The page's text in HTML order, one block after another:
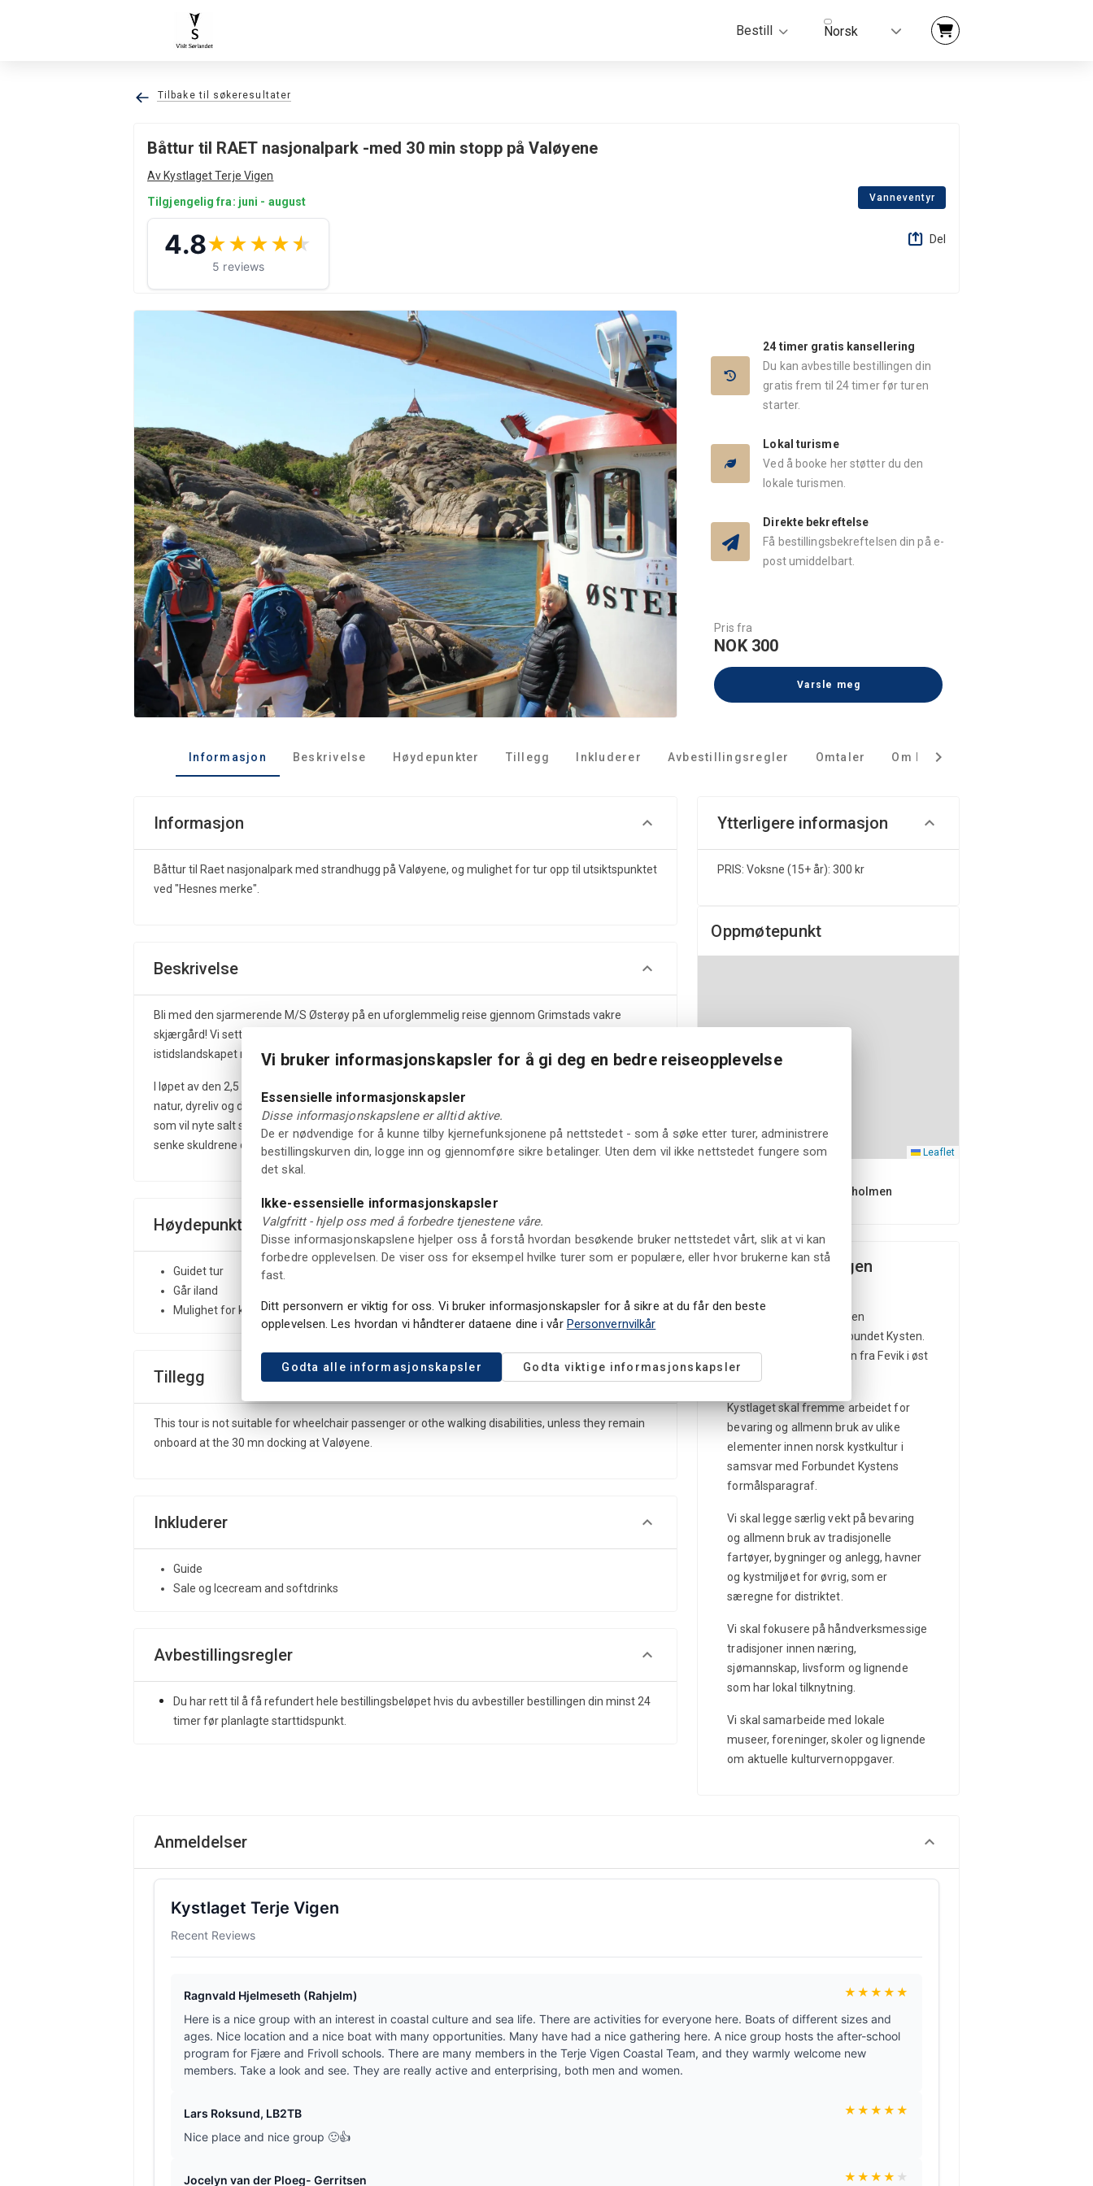
Bestill Norsk
Tilbake til søkeresultater
Båttur til RAET nasjonalpark -med 30 min stopp på Valøyene
Av Kystlaget Terje Vigen
Tilgjengelig fra: juni - august
Vanneventyr
Del
24 timer gratis kansellering
Du kan avbestille bestillingen din
gratis frem til 24 timer før turen
starter.
Lokal turisme
Ved å booke her støtter du den
lokale turismen.
Direkte bekreftelse
Få bestillingsbekreftelsen din på e-
post umiddelbart.
Pris fra
NOK 300
Varsle meg
Informasjon Beskrivelse Høydepunkter Tillegg Inkluderer Avbestillingsregler Omtaler Om Kystlaget Terje Vigen
Informasjon
Båttur til Raet nasjonalpark med strandhugg på Valøyene, og mulighet for tur opp til utsiktspunktet
ved "Hesnes merke".
Beskrivelse
Bli med den sjarmerende M/S Østerøy på en uforglemmelig reise gjennom Grimstads vakre
skjærgård! Vi setter kursen mot Valøyene, en av perlene i Raet nasjonalpark, hvor det unike
istidslandskapet møter det åpne havet.
I løpet av den 2,5 timer lange turen vil vår guide dele spennende historier om nasjonalparkens
natur, dyreliv og de historiske omgivelsene vi seiler gjennom. Dette er den perfekte turen for deg
som vil nyte salt sjøluft, fantastisk utsikt og ekte sørlandsk sommerstemning. Om bord kan du
senke skuldrene og kjøpe forfriskende is og brus mens vi tøffer rolig mellom holmer og skjær.
Høydepunkter
Guidet tur
Går iland
Mulighet for klatring opp til utsiktspunkt og "Hesnes merke"
Tillegg
This tour is not suitable for wheelchair passenger or othe walking disabilities, unless they remain
onboard at the 30 mn docking at Valøyene.
Inkluderer
Guide
Sale og Icecream and softdrinks
Avbestillingsregler
Du har rett til å få refundert hele bestillingsbeløpet hvis du avbestiller bestillingen din minst 24
timer før planlagte starttidspunkt.
Ytterligere informasjon
PRIS: Voksne (15+ år): 300 kr
Oppmøtepunkt
Leaflet
Brygga på Torskeholmen
Kystlaget Terje Vigen
er en
lokalavdeling under Forbundet Kysten.
Vi er aktive i skjærgården fra Fevik i øst
til Homborsund i vest.
Kystlaget skal fremme arbeidet for
bevaring og allmenn bruk av ulike
elementer innen norsk kystkultur i
samsvar med Forbundet Kystens
formålsparagraf.
Vi skal legge særlig vekt på bevaring
og allmenn bruk av tradisjonelle
fartøyer, bygninger og anlegg, havner
og kystmiljøet for øvrig, som er
særegne for distriktet.
Vi skal fokusere på håndverksmessige
tradisjoner innen næring,
sjømannskap, livsform og lignende
som har lokal tilknytning.
Vi skal samarbeide med lokale
museer, foreninger, skoler og lignende
om aktuelle kulturvernoppgaver.
Anmeldelser
Vi bruker informasjonskapsler for å gi deg en bedre reiseopplevelse
Essensielle informasjonskapsler
Disse informasjonskapslene er alltid aktive.
De er nødvendige for å kunne tilby kjernefunksjonene på nettstedet - som å søke etter turer, administrere
bestillingskurven din, logge inn og gjennomføre sikre betalinger. Uten dem vil ikke nettstedet fungere som
det skal.
Ikke-essensielle informasjonskapsler
Valgfritt - hjelp oss med å forbedre tjenestene våre.
Disse informasjonskapslene hjelper oss å forstå hvordan besøkende bruker nettstedet vårt, slik at vi kan
forbedre opplevelsen. De viser oss for eksempel hvilke turer som er populære, eller hvor brukerne kan stå
fast.
Ditt personvern er viktig for oss. Vi bruker informasjonskapsler for å sikre at du får den beste
opplevelsen. Les hvordan vi håndterer dataene dine i vår Personvernvilkår
Godta alle informasjonskapsler Godta viktige informasjonskapsler